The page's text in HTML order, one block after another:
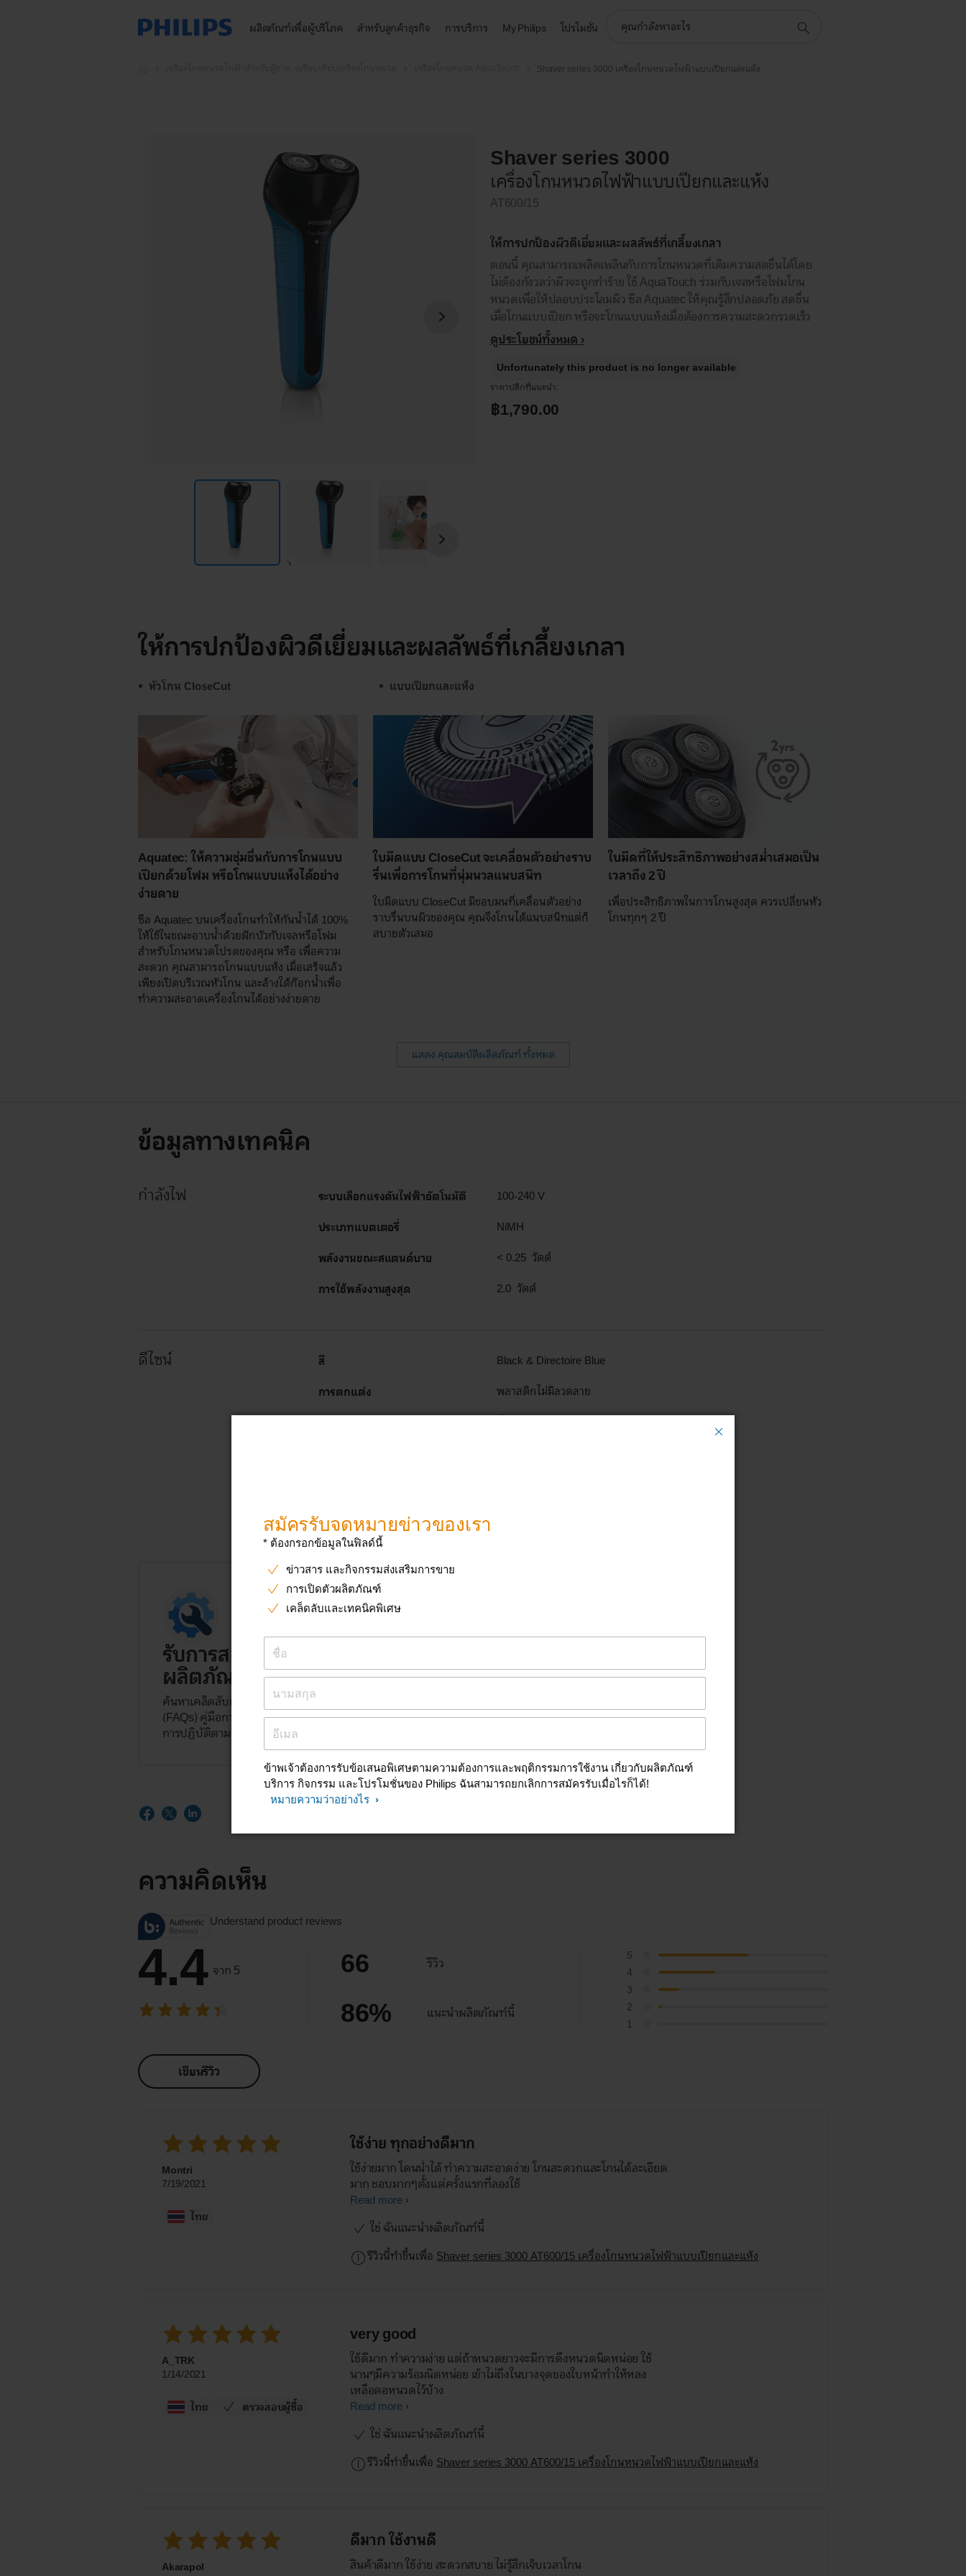
ผลิตภัณฑ์เพื่อผู้บริโภค สำหรับลูกค้าธุรกิจ การบริการ My Philips โปรโมชั่น
search
Shaver series 3000 เครื่องโกนหนวดไฟฟ้าแบบเปียกและแห้ง
Shaver series 3000
เครื่องโกนหนวดไฟฟ้าแบบเปียกและแห้ง
AT600/15
ให้การปกป้องผิวดีเยี่ยมและผลลัพธ์ที่เกลี้ยงเกลา
ตอนนี้ คุณสามารถเพลิดเพลินกับการโกนหนวดที่เติมความสดชื่นได้โดย
ไม่ต้องกังวลว่าผิวจะถูกทำร้าย ใช้ AquaTouch ร่วมกับเจลหรือโฟมโกน
หนวดเพื่อให้ปลอบประโลมผิว ซีล Aquatec ให้คุณรู้สึกปลอดภัย สดชื่น
เมื่อโกนแบบเปียก หรือจะโกนแบบแห้งเมื่อต้องการความสะดวกรวดเร็ว
ดูประโยชน์ทั้งหมด
Unfortunately this product is no longer available
ราคาปลีกที่แนะนำ:
฿1,790.00
ให้การปกป้องผิวดีเยี่ยมและผลลัพธ์ที่เกลี้ยงเกลา
หัวโกน CloseCut แบบเปียกและแห้ง
Aquatec: ให้ความชุ่มชื่นกับการโกนแบบ
เปียกด้วยโฟม หรือโกนแบบแห้งได้อย่าง
ง่ายดาย
ซีล Aquatec บนเครื่องโกนทำให้กันน้ำได้ 100%
ให้ใช้ในขณะอาบน้ำด้วยฝักบัวกับเจลหรือโฟม
สำหรับโกนหนวดโปรดของคุณ หรือ เพื่อความ
สะดวก คุณสามารถโกนแบบแห้ง เมื่อเสร็จแล้ว
เพียงเปิดบริเวณหัวโกน และล้างใต้ก๊อกน้ำเพื่อ
ทำความสะอาดเครื่องโกนได้อย่างง่ายดาย
ใบมีดแบบ CloseCut จะเคลื่อนตัวอย่างราบ
รื่นเพื่อการโกนที่นุ่มนวลแนบสนิท
ใบมีดแบบ CloseCut มีขอบมนที่เคลื่อนตัวอย่าง
ราบรื่นบนผิวของคุณ คุณจึงโกนได้แนบสนิทแต่ก็
สบายตัวเสมอ
ใบมีดที่ให้ประสิทธิภาพอย่างสม่ำเสมอเป็น
เวลาถึง 2 ปี
เพื่อประสิทธิภาพในการโกนสูงสุด ควรเปลี่ยนหัว
โกนทุกๆ 2 ปี
แสดง คุณสมบัติผลิตภัณฑ์ ทั้งหมด
ข้อมูลทางเทคนิค
กำลังไฟ ระบบเลือกแรงดันไฟฟ้าอัตโนมัติ 100-240 V
ประเภทแบตเตอรี่ NiMH
พลังงานขณะสแตนด์บาย < 0.25 วัตต์
การใช้พลังงานสูงสุด 2.0 วัตต์
ดีไซน์ สี Black & Directoire Blue
การตกแต่ง พลาสติกไม่มีลวดลาย
รับการสนับสนุนสำหรับ
ผลิตภัณฑ์
ค้นหาเคล็ดลับเกี่ยวกับผลิตภัณฑ์ คำถามที่พบบ่อย
(FAQs) คู่มือการใช้งาน และข้อมูลด้านความปลอดภัยและ
การปฏิบัติตามข้อกำหนด
ความคิดเห็น
Understand product reviews
4.4 จาก 5
เขียนรีวิว
66 รีวิว
86% แนะนำผลิตภัณฑ์นี้
5
4
3
2
1
Montri
7/19/2021
ไทย
ใช้ง่าย ทุกอย่างดีมาก
ใช้ง่ายมาก โดนน้ำได้ ทำความสะอาดง่าย โกนสะดวกและโกนได้ละเอียด
มาก ชอบมากๆตั้งแต่ครั้งแรกที่ลองใช้
Read more
ใช่ ฉันแนะนำผลิตภัณฑ์นี้
รีวิวนี้ทำขึ้นเพื่อShaver series 3000 AT600/15 เครื่องโกนหนวดไฟฟ้าแบบเปียกและแห้ง
A_TRK
1/14/2021
ไทย ตรวจสอบผู้ซื้อ
very good
ใช้ดีมาก ทำความง่าย แต่ถ้าหนวดยาวจะมีการดึงหนวดนิดหน่อย ใช้
นานๆมีความร้อมนิดหน่อย เข้าไม่ถึงในบางจุดของใบหน้าทำให้หลง
เหลือตอหนวดไว้บ้าง
Read more
ใช่ ฉันแนะนำผลิตภัณฑ์นี้
รีวิวนี้ทำขึ้นเพื่อShaver series 3000 AT600/15 เครื่องโกนหนวดไฟฟ้าแบบเปียกและแห้ง
Akarapol
ดีมาก ใช้งานดี
สินค้าดีมาก ใช้ง่าย สะดวกสบาย ไม่รู้สึกเจ็บเวลาโกน